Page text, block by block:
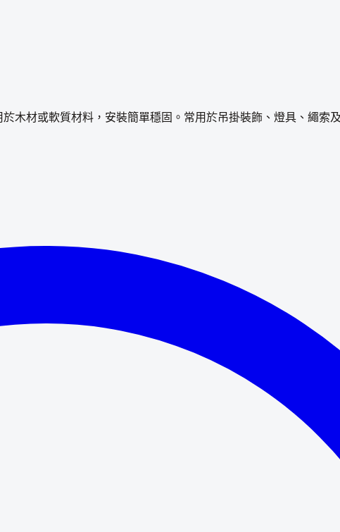
木材或軟質材料，安裝簡單穩固。常用於吊掛裝飾、燈具、繩索